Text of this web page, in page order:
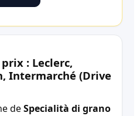
: Leclerc,
Intermarché (Drive
deSpecialità di grano